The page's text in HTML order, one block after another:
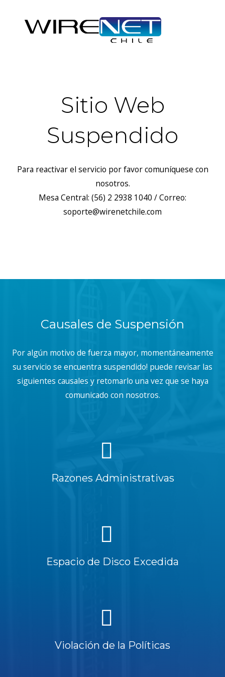
Sitio Web
Suspendido
Para reactivar el servicio por favor comuníquese con
nosotros.
Mesa Central: (56) 2 2938 1040 / Correo:
soporte@wirenetchile.com
Causales de Suspensión
Por algún motivo de fuerza mayor, momentáneamente
su servicio se encuentra suspendido! puede revisar las
siguientes causales y retomarlo una vez que se haya
comunicado con nosotros.
Razones Administrativas
Espacio de Disco Excedida
Violación de la Políticas